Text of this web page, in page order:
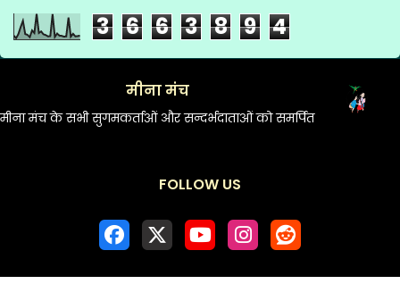
3 6 6 3 8 9 4
मीना मंच
मीना मंच के सभी सुगमकर्ताओं और सन्दर्भदाताओं को समर्पित
FOLLOW US